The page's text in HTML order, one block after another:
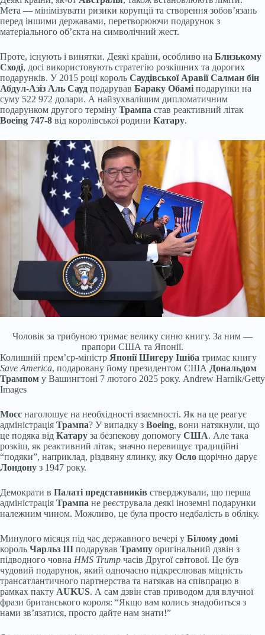
Мета — мінімізувати ризики корупції та створення зобов’язань
перед іншими державами, перетворюючи подарунок з
матеріального об’єкта на символічний жест.
Проте, існують і винятки. Деякі країни, особливо на Близькому
Сході, досі використовують стратегію розкішних та дорогих
подарунків. У 2015 році король Саудівської Аравії Салман бін
Абдул-Азіз Аль Сауд подарував Бараку Обамі подарунки на
суму 522 972 долари. А найзухвалішим дипломатичним
подарунком другого терміну Трампа став реактивний літак
Boeing 747-8 від королівської родини Катару.
Чоловік за трибуною тримає велику синю книгу. За ним —
прапори США та Японії.
Колишній прем’єр-міністр Японії Шигеру Ішіба тримає книгу
Save America, подаровану йому президентом США Дональдом
Трампом у Вашингтоні 7 лютого 2025 року. Andrew Harnik/Getty
Images
Мосс наголошує на необхідності взаємності. Як на це реагує
адміністрація Трампа? У випадку з Boeing, вони натякнули, що
це подяка від Катару за безпекову допомогу США. Але така
розкіш, як реактивний літак, значно перевищує традиційні
“подяки”, наприклад, різдвяну ялинку, яку Осло щорічно дарує
Лондону з 1947 року.
Демократи в Палаті представників стверджували, що перша
адміністрація Трампа не реєструвала деякі іноземні подарунки
належним чином. Можливо, це була просто недбалість в обліку.
Минулого місяця під час державного вечері у Білому домі
король Чарльз III подарував Трампу оригінальний дзвін з
підводного човна HMS Trump часів Другої світової. Це був
чудовий подарунок, який одночасно підкреслював міцність
трансатлантичного партнерства та натякав на співпрацю в
рамках пакту AUKUS. А сам дзвін став приводом для влучної
фрази британського короля: “Якщо вам колись знадобиться з
нами зв’язатися, просто дайте нам знати!”